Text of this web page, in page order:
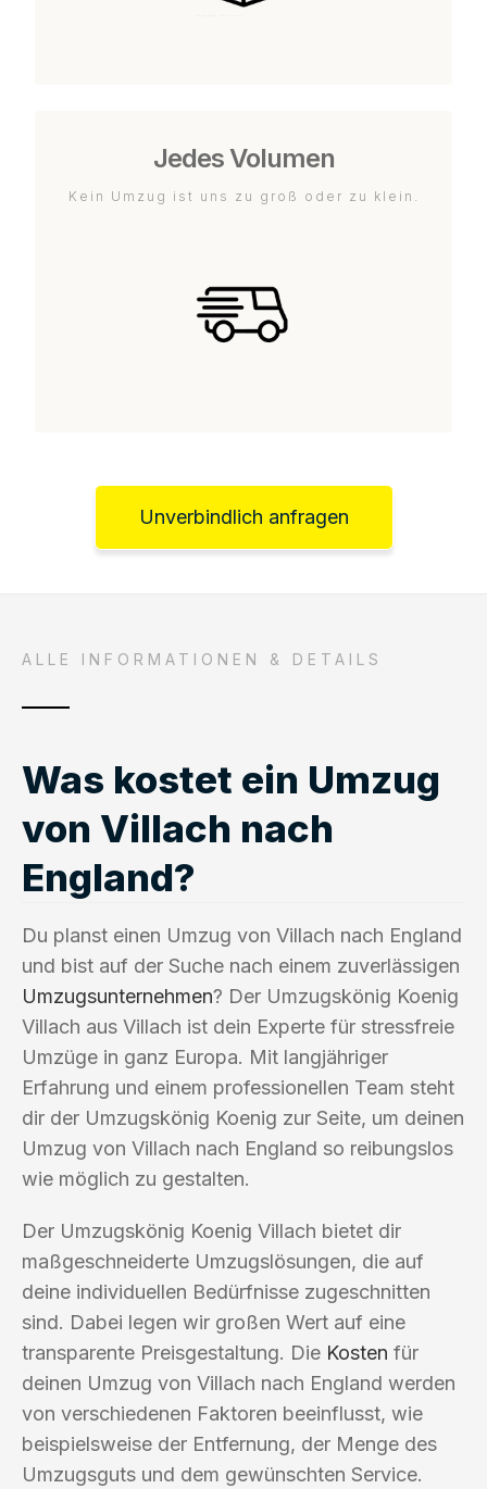
Jedes Volumen
Kein Umzug ist uns zu groß oder zu klein.
Unverbindlich anfragen
ALLE INFORMATIONEN & DETAILS
Was kostet ein Umzug
von Villach nach
England?
Du planst einen Umzug von Villach nach England
und bist auf der Suche nach einem zuverlässigen
Umzugsunternehmen? Der Umzugskönig Koenig
Villach aus Villach ist dein Experte für stressfreie
Umzüge in ganz Europa. Mit langjähriger
Erfahrung und einem professionellen Team steht
dir der Umzugskönig Koenig zur Seite, um deinen
Umzug von Villach nach England so reibungslos
wie möglich zu gestalten.
Der Umzugskönig Koenig Villach bietet dir
maßgeschneiderte Umzugslösungen, die auf
deine individuellen Bedürfnisse zugeschnitten
sind. Dabei legen wir großen Wert auf eine
transparente Preisgestaltung. Die Kosten für
deinen Umzug von Villach nach England werden
von verschiedenen Faktoren beeinflusst, wie
beispielsweise der Entfernung, der Menge des
Umzugsguts und dem gewünschten Service.